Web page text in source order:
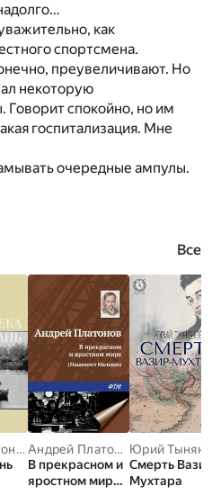
как
спортсмена.
преувеличивают. Но
некоторую
Говорит спокойно, но им
госпитализация. Мне
очередные ампулы.
Все
Андрей Платонов
Андрей Платонов
В прекрасном и
яростном мире
Юрий
Смерть
Мухтара